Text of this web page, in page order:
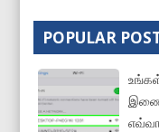
POPULAR